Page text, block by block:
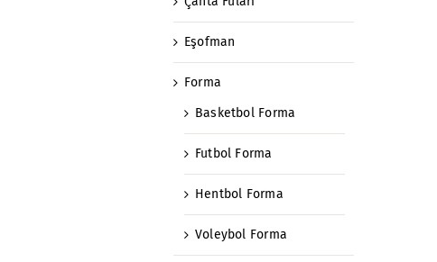
Eşofman
Forma
Basketbol Forma
Futbol Forma
Hentbol Forma
Voleybol Forma